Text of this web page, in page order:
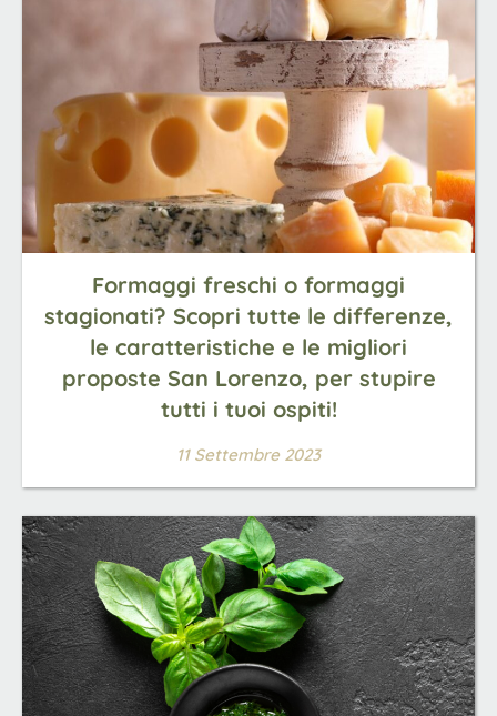
Formaggi freschi o formaggi
stagionati? Scopri tutte le differenze,
le caratteristiche e le migliori
proposte San Lorenzo, per stupire
tutti i tuoi ospiti!
11 Settembre 2023